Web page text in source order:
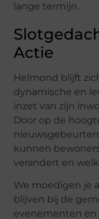
lange termijn.
Actie
Helmond blijft
dynamische en
inzet van zijn
Door op de
kunnen
verandert en
We moedigen je
blijven bij de
evenementen en